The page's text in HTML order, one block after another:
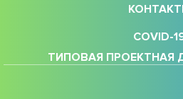
COVID-
ТИПОВАЯ ПРОЕКТНАЯ